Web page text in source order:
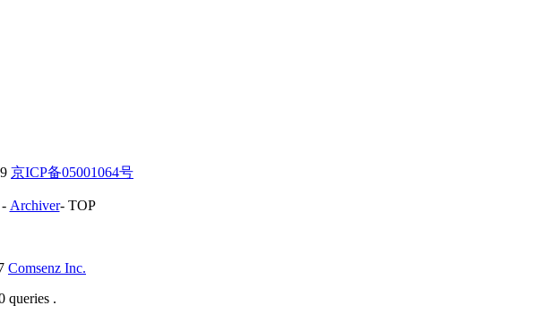
京ICP备05001064号
- Archiver- TOP
Comsenz Inc.
queries .